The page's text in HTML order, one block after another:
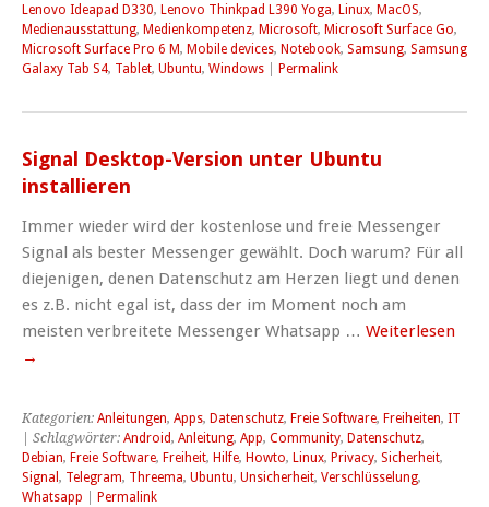
Lenovo Ideapad D330, Lenovo Thinkpad L390 Yoga, Linux, MacOS,
Medienausstattung, Medienkompetenz, Microsoft, Microsoft Surface Go,
Microsoft Surface Pro 6 M, Mobile devices, Notebook, Samsung, Samsung
Galaxy Tab S4, Tablet, Ubuntu, Windows Permalink
Signal Desktop-Version unter Ubuntu
installieren
Immer wieder wird der kostenlose und freie Messenger
Signal als bester Messenger gewählt. Doch warum? Für all
diejenigen, denen Datenschutz am Herzen liegt und denen
es z.B. nicht egal ist, dass der im Moment noch am
meisten verbreitete Messenger Whatsapp … Weiterlesen
→
Kategorien: Anleitungen, Apps, Datenschutz, Freie Software, Freiheiten, IT
| Schlagwörter: Android, Anleitung, App, Community, Datenschutz,
Debian, Freie Software, Freiheit, Hilfe, Howto, Linux, Privacy, Sicherheit,
Signal , Telegram, Threema, Ubuntu, Unsicherheit, Verschlüsselung,
Whatsapp
Permalink